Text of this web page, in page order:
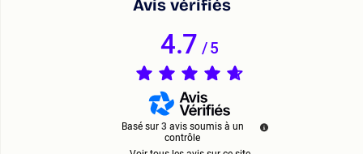
Avis vérifiés
4.7/5
Basé sur 3 avis soumis à un
contrôle